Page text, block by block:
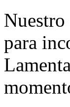
Nuestro
para